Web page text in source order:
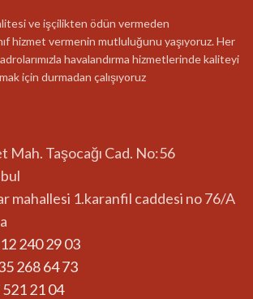
ve işçilikten ödün vermeden
hizmet vermenin mutluluğunu yaşıyoruz. Her
havalandırma hizmetlerinde kaliteyi
için durmadan çalışıyoruz
Taşocağı Cad. No:56
mahallesi 1.karanfil caddesi no 76/A
240 29 03
268 64 73
21 04